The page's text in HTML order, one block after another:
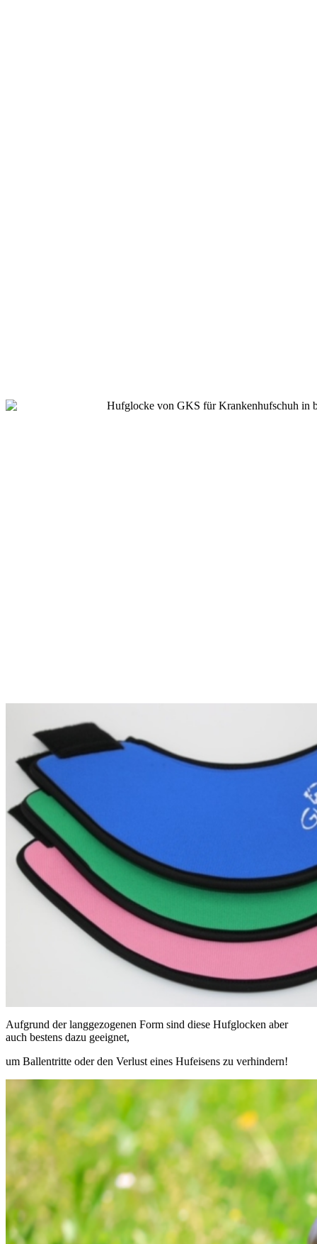
Aufgrund der langgezogenen Form sind diese Hufglocken aber
auch bestens dazu geeignet,
um Ballentritte oder den Verlust eines Hufeisens zu verhindern!